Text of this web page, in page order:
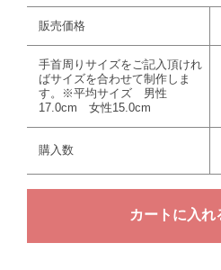
販売価格
手首周りサイズをご記入頂けれ
ばサイズを合わせて制作しま
す。※平均サイズ 男性
17.0cm 女性15.0cm
購入数